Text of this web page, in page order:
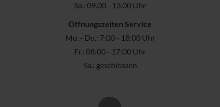
Sa.: 09.00 - 13.00 Uhr
Öffnungszeiten Service
Mo. - Do.: 7:00 - 18:00 Uhr
Fr.: 08:00 - 17:00 Uhr
Sa.: geschlossen